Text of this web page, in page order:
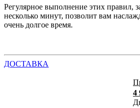
Регулярное выполнение этих правил,
несколько минут, позволит вам
очень долгое время.
ДОСТАВКА
4